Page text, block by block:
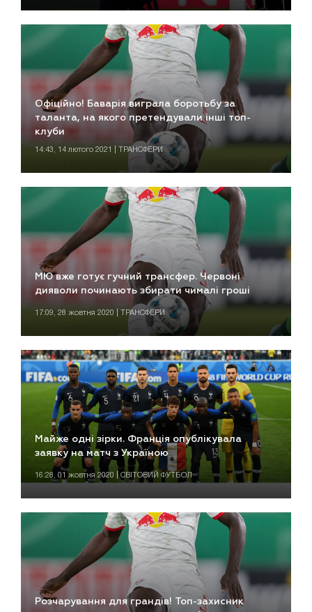
Офіційно! Баварія виграла боротьбу за
таланта, на якого претендували інші топ-
клуби
14:43, 14 лютого 2021 | ТРАНСФЕРИ
МЮ вже готує гучний трансфер. Червоні
дияволи починають збирати чималі гроші
17:09, 28 жовтня 2020 | ТРАНСФЕРИ
Майже одні зірки. Франція опублікувала
заявку на матч з Україною
16:28, 01 жовтня 2020 | СВІТОВИЙ ФУТБОЛ
Розчарування для грандів! Топ-захисник